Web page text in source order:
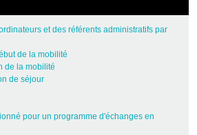
et des référents administratifs par
de la mobilité
de la mobilité
de séjour
pour un programme d'échanges en